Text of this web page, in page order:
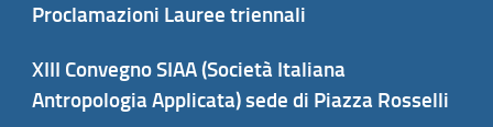
Proclamazioni Lauree triennali
XIII Convegno SIAA (Società Italiana
Antropologia Applicata) sede di Piazza Rosselli